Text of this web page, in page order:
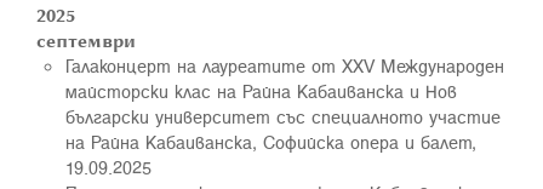
2025
септември
Галаконцерт на лауреатите от XXV Международен
майсторски клас на Райна Кабаиванска и Нов
български университет със специалното участие
на Райна Кабаиванска, Софийска опера и балет,
19.09.2025